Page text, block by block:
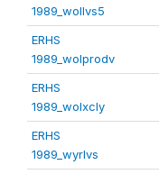
1989_wollvs5
ERHS
1989_wolprodv
ERHS
1989_wolxcly
ERHS
1989_wyrlvs